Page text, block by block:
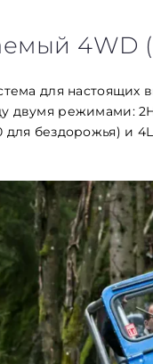
4WD
для
двумя режимами:
для бездорожья) и